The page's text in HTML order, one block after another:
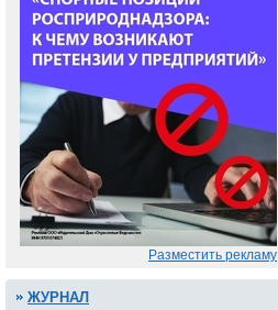
Разместить рекламу
ЖУРНАЛ